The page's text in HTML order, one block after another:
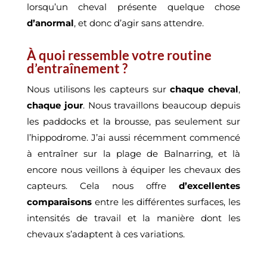
lorsqu’un cheval présente quelque chose
d’anormal, et donc d’agir sans attendre.
À quoi ressemble votre routine
d’entraînement ?
Nous utilisons les capteurs surchaque cheval,
chaque jour. Nous travaillons beaucoup depuis
les paddocks et la brousse, pas seulement sur
l’hippodrome. J’ai aussi récemment commencé
à entraîner sur la plage de Balnarring, et là
encore nous veillons à équiper les chevaux des
capteurs. Cela nous offred’excellentes
comparaisonsentre les différentes surfaces, les
intensités de travail et la manière dont les
chevaux s’adaptent à ces variations.